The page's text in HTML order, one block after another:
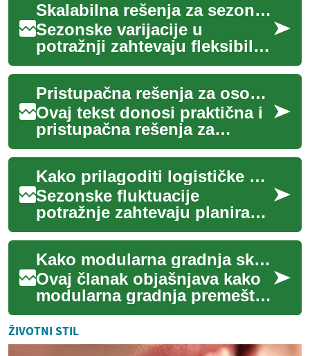
Skalabilna rešenja za sezonske fluktuacije u lancu snabdevanja
Sezonske varijacije u
potražnji zahtevaju fleksibilna
skladišna rešenja koja
minimizuju zastoje i
povećavaju efikasno...
Pristupačna rešenja za osobe sa smanjenom pokretljivošću u kupatilu
Ovaj tekst donosi praktična i
pristupačna rešenja za
prilagođavanje kupatila
osobama sa smanjenom
pokretljivošću. Pok...
Kako prilagoditi logističke operacije za sezonske varijacije potražnje
Sezonske fluktuacije
potražnje zahtevaju planiranje
i prilagodljive logističke
pristupe. Ovaj tekst
objašnjava ključn...
Kako modularna gradnja skraćuje vreme izgradnje i smanjuje troškove
Ovaj članak objašnjava kako
modularna gradnja premešta
veliki deo procesa u
kontrolisane fabričke uslove i
koristi of...
ŽIVOTNI STIL